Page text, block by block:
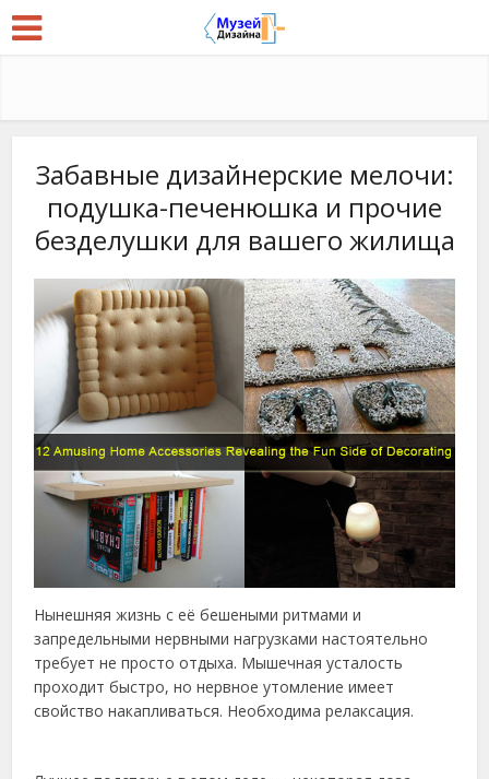
Забавные дизайнерские мелочи:
подушка-печенюшка и прочие
безделушки для вашего жилища
Нынешняя жизнь с её бешеными ритмами и
запредельными нервными нагрузками настоятельно
требует не просто отдыха. Мышечная усталость
проходит быстро, но нервное утомление имеет
свойство накапливаться. Необходима релаксация.